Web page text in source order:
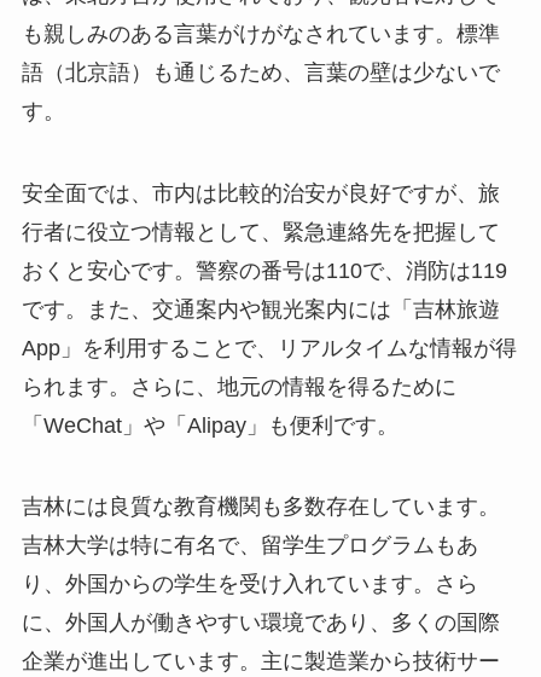
も親しみのある言葉がけがなされています。標準
語（北京語）も通じるため、言葉の壁は少ないで
す。
安全面では、市内は比較的治安が良好ですが、旅
行者に役立つ情報として、緊急連絡先を把握して
おくと安心です。警察の番号は110で、消防は119
です。また、交通案内や観光案内には「吉林旅遊
App」を利用することで、リアルタイムな情報が得
られます。さらに、地元の情報を得るために
「WeChat」や「Alipay」も便利です。
吉林には良質な教育機関も多数存在しています。
吉林大学は特に有名で、留学生プログラムもあ
り、外国からの学生を受け入れています。さら
に、外国人が働きやすい環境であり、多くの国際
企業が進出しています。主に製造業から技術サー